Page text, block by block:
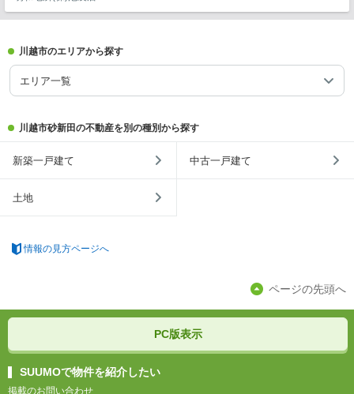
川越市のエリアから探す
エリア一覧
川越市砂新田の不動産を別の種別から探す
新築一戸建て 中古一戸建て
土地
情報の見方ページへ
ページの先頭へ
PC版表示
SUUMOで物件を紹介したい
掲載のお問い合わせ